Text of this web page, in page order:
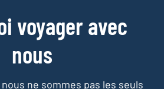
voyager avec
nous
ne sommes pas les seuls